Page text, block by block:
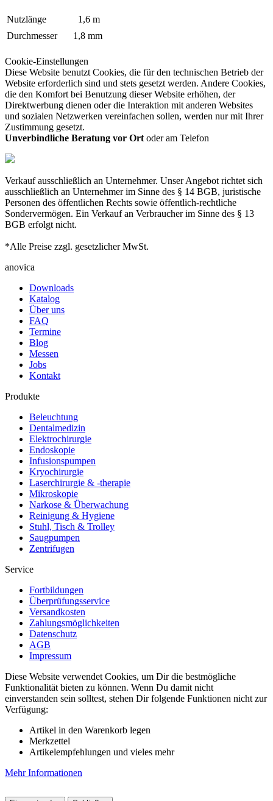
Nutzlänge
1,6 m
Durchmesser
1,8 mm
Cookie-Einstellungen
Diese Website benutzt Cookies, die für den technischen Betrieb der
Website erforderlich sind und stets gesetzt werden. Andere Cookies,
die den Komfort bei Benutzung dieser Website erhöhen, der
Direktwerbung dienen oder die Interaktion mit anderen Websites
und sozialen Netzwerken vereinfachen sollen, werden nur mit Ihrer
Zustimmung gesetzt.
Unverbindliche Beratung vor Ort oder am Telefon
Verkauf ausschließlich an Unternehmer. Unser Angebot richtet sich
ausschließlich an Unternehmer im Sinne des § 14 BGB, juristische
Personen des öffentlichen Rechts sowie öffentlich-rechtliche
Sondervermögen. Ein Verkauf an Verbraucher im Sinne des § 13
BGB erfolgt nicht.
*Alle Preise zzgl. gesetzlicher MwSt.
anovica
Downloads
Katalog
Über uns
FAQ
Termine
Blog
Messen
Jobs
Kontakt
Produkte
Beleuchtung
Dentalmedizin
Elektrochirurgie
Endoskopie
Infusionspumpen
Kryochirurgie
Laserchirurgie & -therapie
Mikroskopie
Narkose & Überwachung
Reinigung & Hygiene
Stuhl, Tisch & Trolley
Saugpumpen
Zentrifugen
Service
Fortbildungen
Überprüfungsservice
Versandkosten
Zahlungsmöglichkeiten
Datenschutz
AGB
Impressum
Diese Website verwendet Cookies, um Dir die bestmögliche
Funktionalität bieten zu können. Wenn Du damit nicht
einverstanden sein solltest, stehen Dir folgende Funktionen nicht zur
Verfügung:
Artikel in den Warenkorb legen
Merkzettel
Artikelempfehlungen und vieles mehr
Mehr Informationen